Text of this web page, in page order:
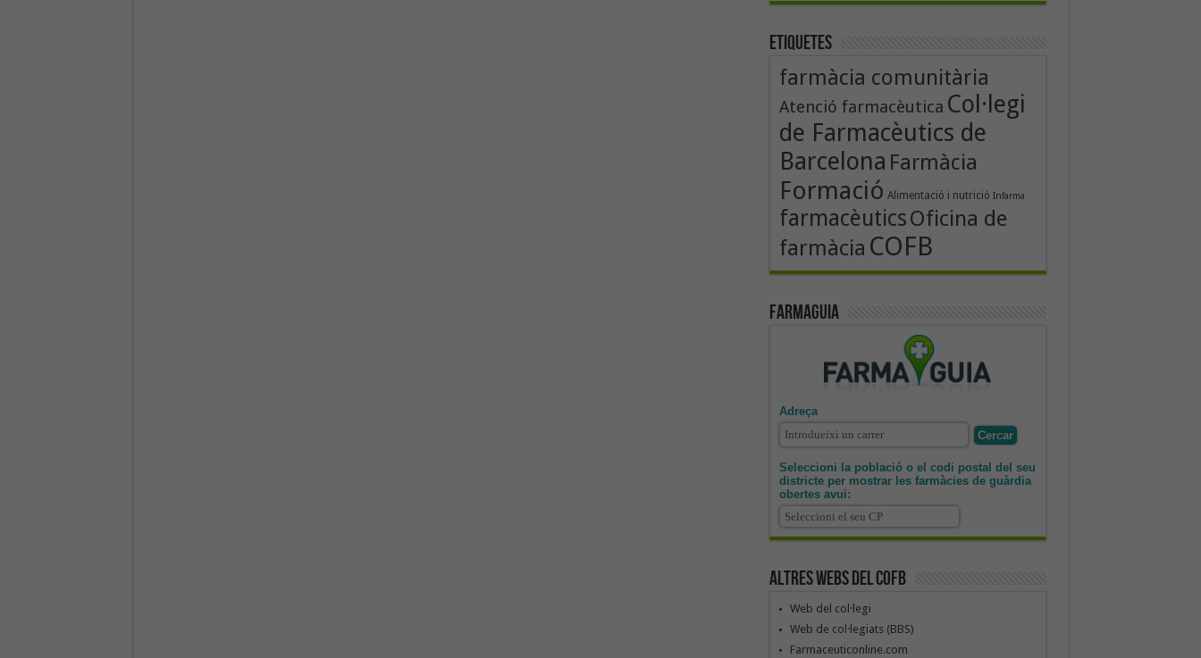
Etiquetes
farmàcia comunitària
Atenció farmacèutica Col·legi
de Farmacèutics de
Barcelona Farmàcia
Formació Alimentació i nutrició Infarma
farmacèuticsOficina de
farmàcia COFB
Farmaguia
Adreça
Seleccioni la població o el codi postal del seu
districte per mostrar les farmàcies de guàrdia
obertes avui:
Altres webs del COFB
Web del col·legi
Web de col·legiats (BBS)
Farmaceuticonline.com